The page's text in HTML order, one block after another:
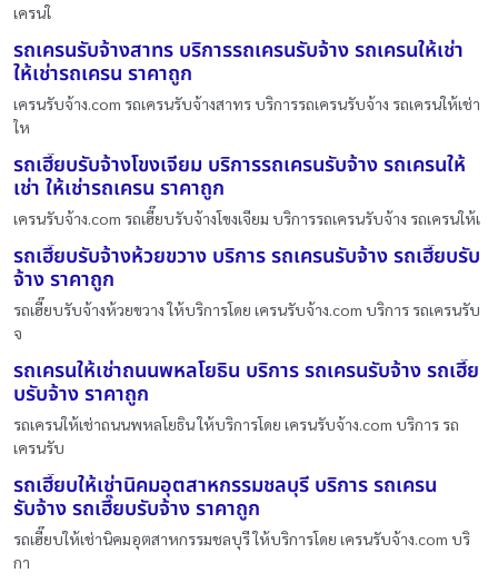
เครนใ
รถเครนรับจ้างสาทร บริการรถเครนรับจ้าง รถเครนให้เช่า
ให้เช่ารถเครน ราคาถูก
เครนรับจ้าง.com รถเครนรับจ้างสาทร บริการรถเครนรับจ้าง รถเครนให้เช่า
ให
รถเฮี๊ยบรับจ้างโขงเจียม บริการรถเครนรับจ้าง รถเครนให้
เช่า ให้เช่ารถเครน ราคาถูก
เครนรับจ้าง.com รถเฮี๊ยบรับจ้างโขงเจียม บริการรถเครนรับจ้าง รถเครนให้เ
รถเฮี๊ยบรับจ้างห้วยขวาง บริการ รถเครนรับจ้าง รถเฮี๊ยบรับ
จ้าง ราคาถูก
รถเฮี๊ยบรับจ้างห้วยขวาง ให้บริการโดย เครนรับจ้าง.com บริการ รถเครนรับ
จ
รถเครนให้เช่าถนนพหลโยธิน บริการ รถเครนรับจ้าง รถเฮี๊ย
บรับจ้าง ราคาถูก
รถเครนให้เช่าถนนพหลโยธิน ให้บริการโดย เครนรับจ้าง.com บริการ รถ
เครนรับ
รถเฮี๊ยบให้เช่านิคมอุตสาหกรรมชลบุรี บริการ รถเครน
รับจ้าง รถเฮี๊ยบรับจ้าง ราคาถูก
รถเฮี๊ยบให้เช่านิคมอุตสาหกรรมชลบุรี ให้บริการโดย เครนรับจ้าง.com บริ
กา